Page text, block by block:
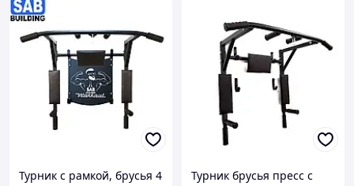
Турник с рамкой, брусья 4
Турник брусья пресс с